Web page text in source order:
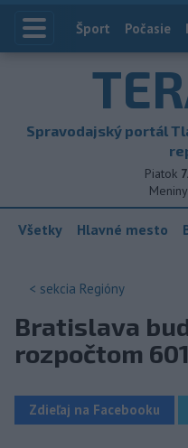
Index
Šport Počasie
Spravodajský portál
Piatok
Všetky Hlavné mesto
< sekcia Regióny
Bratislava
rozpočtom
Zdieľaj na Facebooku